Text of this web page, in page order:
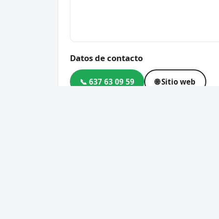
Datos de contacto
📞 637 63 09 59 🌐 Sitio web